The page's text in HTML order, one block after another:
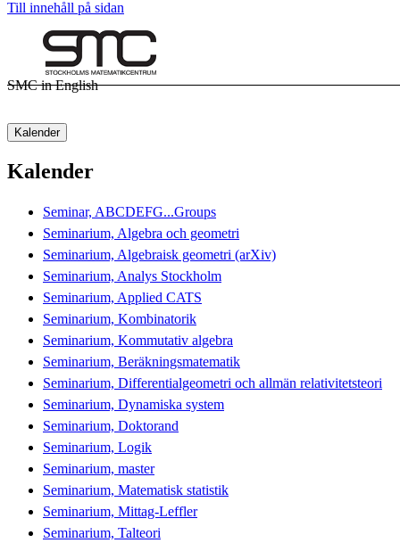
Till innehåll på sidan
SMC in English
Kalender
Kalender
Seminar, ABCDEFG...Groups
Seminarium, Algebra och geometri
Seminarium, Algebraisk geometri (arXiv)
Seminarium, Analys Stockholm
Seminarium, Applied CATS
Seminarium, Kombinatorik
Seminarium, Kommutativ algebra
Seminarium, Beräkningsmatematik
Seminarium, Differentialgeometri och allmän relativitetsteori
Seminarium, Dynamiska system
Seminarium, Doktorand
Seminarium, Logik
Seminarium, master
Seminarium, Matematisk statistik
Seminarium, Mittag-Leffler
Seminarium, Talteori